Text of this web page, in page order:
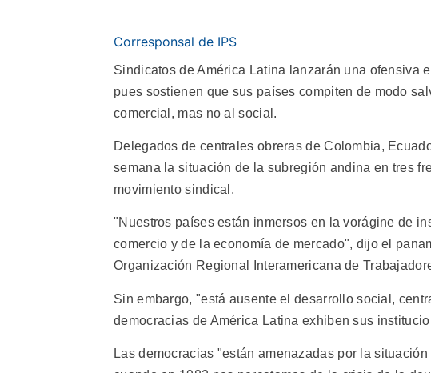
Corresponsal de IPS
Sindicatos de América Latina lanzarán una ofensiva
pues sostienen que sus países compiten de modo
comercial, mas no al social.
Delegados de centrales obreras de Colombia,
semana la situación de la subregión andina en tres
movimiento sindical.
"Nuestros países están inmersos en la vorágine de
comercio y de la economía de mercado", dijo el
Organización Regional Interamericana de
Sin embargo, "está ausente el desarrollo social,
democracias de América Latina exhiben sus
Las democracias "están amenazadas por la